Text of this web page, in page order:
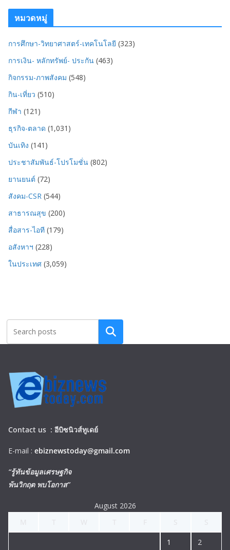
หมวดหมู่
การศึกษา-วิทยาศาสตร์-เทคโนโลยี (323)
การเงิน- หลักทรัพย์- ประกัน (463)
กิจกรรม-ภาพสังคม (548)
กิน-เที่ยว (510)
กีฬา (121)
ธุรกิจ-ตลาด (1,031)
บันเทิง (141)
ประชาสัมพันธ์-โปรโมชั่น (802)
ยานยนต์ (72)
สังคม-CSR (544)
สาธารณสุข (200)
สื่อสาร-ไอที (179)
อสังหาฯ (228)
ในประเทศ (3,059)
Search
Contact us : อีบิซนิวส์ทูเดย์
E-mail : ebiznewstoday@gmail.com
“รู้ทันข้อมูลเศรษฐกิจ
พ้นวิกฤต พบโอกาส”
August 2026
1 2